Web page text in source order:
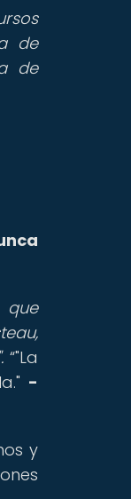
de
de
que
"La
-
y